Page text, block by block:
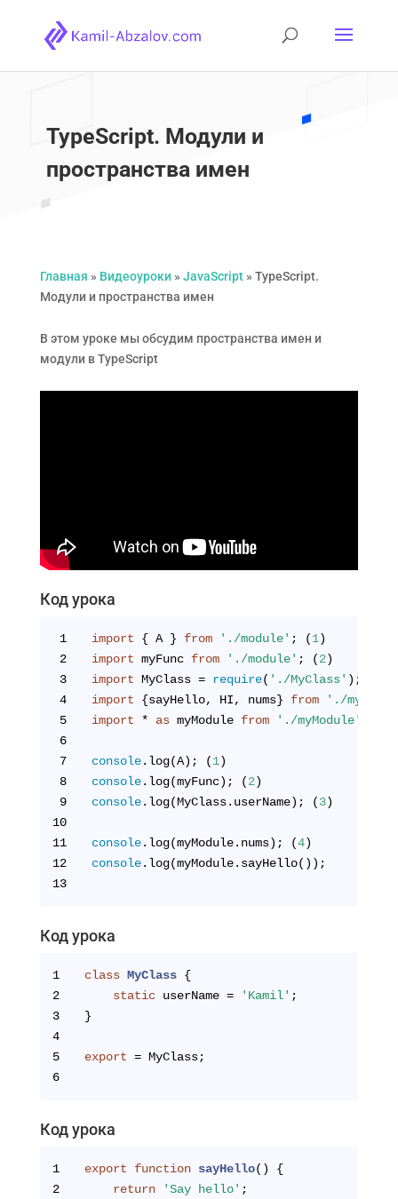
TypeScript. Модули и
пространства имен
Главная » Видеоуроки » JavaScript» TypeScript.
Модули и пространства имен
В этом уроке мы обсудим пространства имен и
модули в TypeScript
Код урока
1 import { A } from './module' ; (1)
2
import myFunc from './module' ; (2)
3
import MyClass = require( './MyClass' ); (
4
import {sayHello, HI, nums} from
'./
5
import * as myModule from './myModule'
6
7
console.log(A); (1)
8
console.log(myFunc); (2)
9
console.log(MyClass.userName); (3)
10
11
console.log(myModule.nums); (4)
12
console.log(myModule.sayHello());
13
Код урока
1 class MyClass {
2
static userName = 'Kamil' ;
3
}
4
5
export = MyClass;
6
Код урока
1 export function sayHello( ) {
2
return 'Say hello' ;